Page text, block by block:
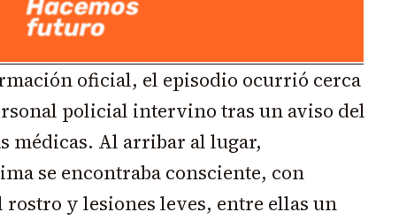
oficial, el episodio ocurrió cerca
policial intervino tras un aviso del
médicas. Al arribar al lugar,
se encontraba consciente, con
y lesiones leves, entre ellas un